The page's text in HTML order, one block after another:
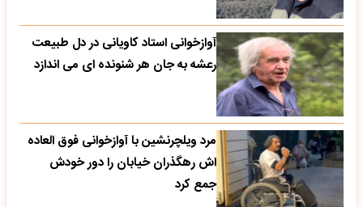
آوازخوانی استاد کاویانی در دل طبیعت
رعشه به جان هر شنونده ای می اندازد
مرد ویلچرنشین با آوازخوانی فوق العاده
اش رهگذران خیابان را دور خودش
جمع کرد